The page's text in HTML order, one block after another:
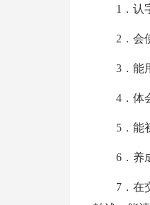
1．认
2．会
3．能
4．体
5．能
6．养
7．在